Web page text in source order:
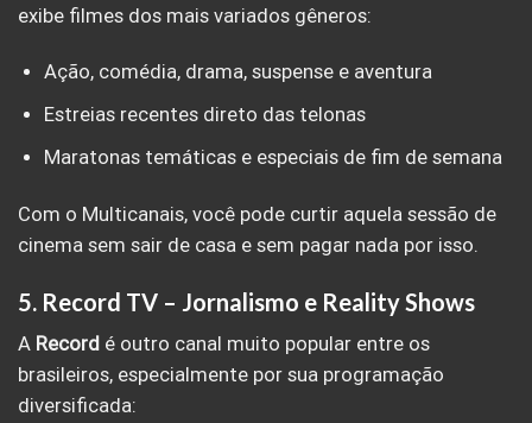
exibe filmes dos mais variados gêneros:
Ação, comédia, drama, suspense e aventura
Estreias recentes direto das telonas
Maratonas temáticas e especiais de fim de semana
Com o Multicanais, você pode curtir aquela sessão de
cinema sem sair de casa e sem pagar nada por isso.
5. Record TV – Jornalismo e Reality Shows
A Record é outro canal muito popular entre os
brasileiros, especialmente por sua programação
diversificada: